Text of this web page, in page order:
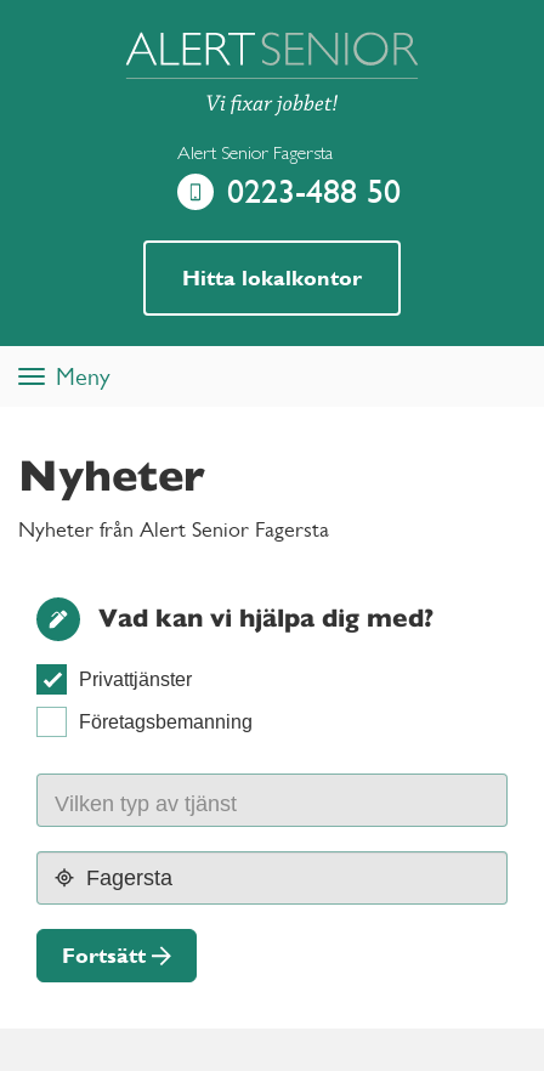
Alert Senior Fagersta
0223-488 50
Hitta lokalkontor
ToggleMeny
Nyheter
Nyheter från Alert Senior Fagersta
Vad kan vi hjälpa dig med?
Privattjänster
Företagsbemanning
Fortsätt